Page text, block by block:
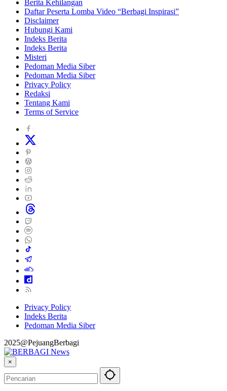
Berita Kehilangan
Daftar Peserta Lomba Video “Berbagi Inspirasi”
Disclaimer
Hubungi Kami
Indeks Berita
Indeks Berita
Misteri
Pedoman Media Siber
Pedoman Media Siber
Privacy Policy
Redaksi
Tentang Kami
Terms of Service
Privacy Policy
Indeks Berita
Pedoman Media Siber
2025@PejuangBerbagi
×